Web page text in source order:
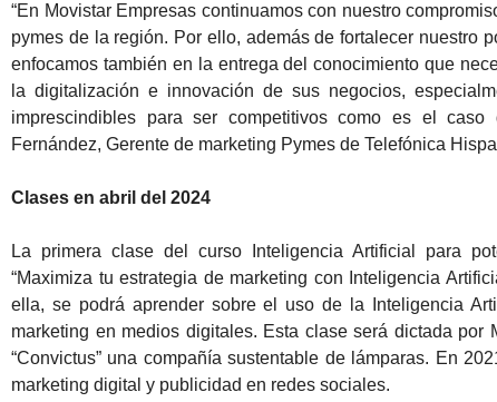
“En Movistar Empresas continuamos con nuestro
pymes de la región. Por ello, además de fortalecer nuestro
enfocamos también en la entrega del conocimiento que
la digitalización e innovación de sus negocios,
imprescindibles para ser competitivos como es el
Fernández, Gerente de marketing Pymes de Telefónica
Clases en abril del 2024
La primera clase del curso Inteligencia Artificial para
“Maximiza tu estrategia de marketing con Inteligencia
ella, se podrá aprender sobre el uso de la Inteligencia
marketing en medios digitales. Esta clase será dictada por
“Convictus” una compañía sustentable de lámparas. En
marketing digital y publicidad en redes sociales.